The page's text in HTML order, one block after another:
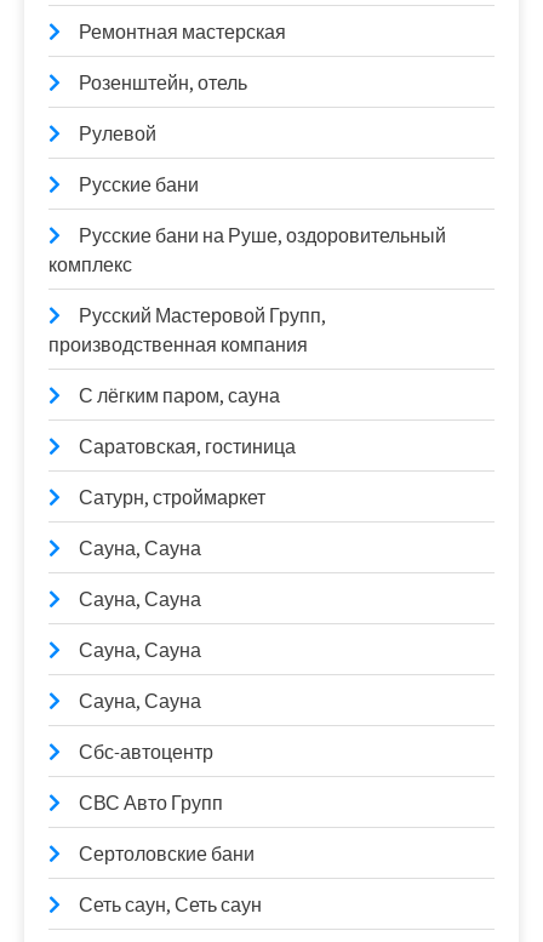
Ремонтная мастерская
Розенштейн, отель
Рулевой
Русские бани
Русские бани на Руше, оздоровительный
комплекс
Русский Мастеровой Групп,
производственная компания
С лёгким паром, сауна
Саратовская, гостиница
Сатурн, строймаркет
Сауна, Сауна
Сауна, Сауна
Сауна, Сауна
Сауна, Сауна
Сбс-автоцентр
СВС Авто Групп
Сертоловские бани
Сеть саун, Сеть саун